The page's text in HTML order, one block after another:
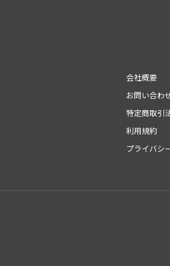
会社概要
お問い合わ
特定商取引
利用規約
プライバシ